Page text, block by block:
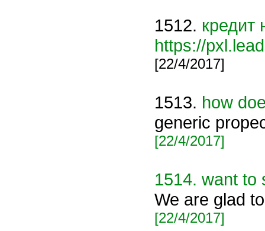
1512. кредит
https://
[22/4/2017]
1513. how
generic
[22/4/2017]
1514. want to
We are glad
[22/4/2017]